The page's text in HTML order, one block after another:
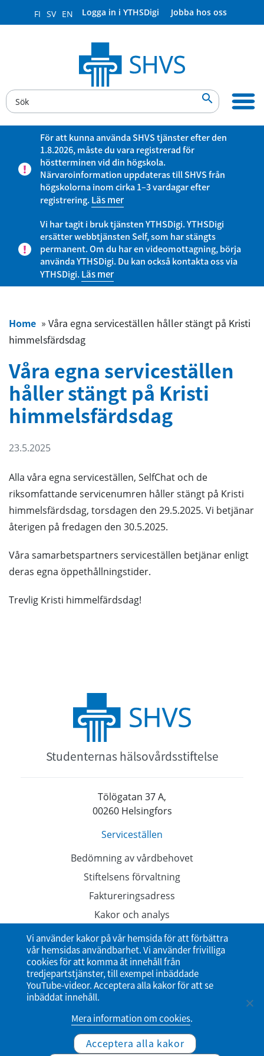
FI SV EN Logga in i YTHSDigi Jobba hos oss

För att kunna använda SHVS tjänster efter den
1.8.2026, måste du vara registrerad för
höstterminen vid din högskola.
Närvaroinformation uppdateras till SHVS från
högskolorna inom cirka 1–3 vardagar efter
registrering.Läs mer
Vi har tagit i bruk tjänsten YTHSDigi. YTHSDigi
ersätter webbtjänsten Self, som har stängts
permanent. Om du har en videomottagning, börja
använda YTHSDigi. Du kan också kontakta oss via
YTHSDigi.Läs mer
Home » Våra egna serviceställen håller stängt på Kristi
himmelsfärdsdag
Våra egna serviceställen
håller stängt på Kristi
himmelsfärdsdag
23.5.2025
Alla våra egna serviceställen, SelfChat och de
riksomfattande servicenumren håller stängt på Kristi
himmelsfärdsdag, torsdagen den 29.5.2025. Vi betjänar
återigen på fredagen den 30.5.2025.
Våra samarbetspartners serviceställen betjänar enligt
deras egna öppethållningstider.
Trevlig Kristi himmelfärdsdag!
Studenternas hälsovårdsstiftelse
Tölögatan 37 A,
00260 Helsingfors
Serviceställen
Bedömning av vårdbehovet
Stiftelsens förvaltning
Faktureringsadress
Kakor och analys
Dataskyddsbeskrivningar
Tillgänglighetsutlåtande
© Studenternas hälsovårdsstiftelse
Vi använder kakor på vår hemsida för att förbättra
vår hemsidas användbarhet. Vi använder frivilliga
cookies för att komma åt innehåll från
tredjepartstjänster, till exempel inbäddade
YouTube-videor. Acceptera alla kakor för att se
inbäddat innehåll.
Mera information om cookies.
Acceptera alla kakor